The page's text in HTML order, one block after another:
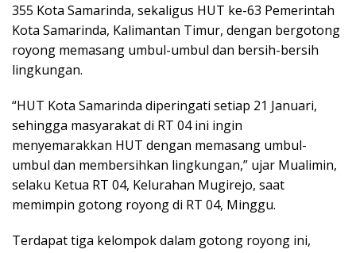
355 Kota Samarinda, sekaligus HUT ke-63 Pemerintah
Kota Samarinda, Kalimantan Timur, dengan bergotong
royong memasang umbul-umbul dan bersih-bersih
lingkungan.
“HUT Kota Samarinda diperingati setiap 21 Januari,
sehingga masyarakat di RT 04 ini ingin
menyemarakkan HUT dengan memasang umbul-
umbul dan membersihkan lingkungan,” ujar Mualimin,
selaku Ketua RT 04, Kelurahan Mugirejo, saat
memimpin gotong royong di RT 04, Minggu.
Terdapat tiga kelompok dalam gotong royong ini,